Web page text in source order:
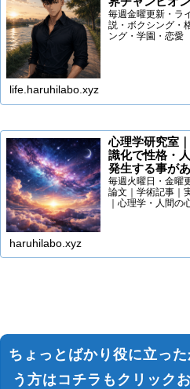
毎週金曜更新・ラ
説・ボクシング・
ング・学園・恋愛
life.haruhilabo.xyz
心理学研究室
識化で性格・
発生する事が
毎週火曜日・金曜
論文｜学術記事｜
｜心理学・人間の
haruhilabo.xyz
ちょっとばかり役に立っ
う方はコチラもクリック